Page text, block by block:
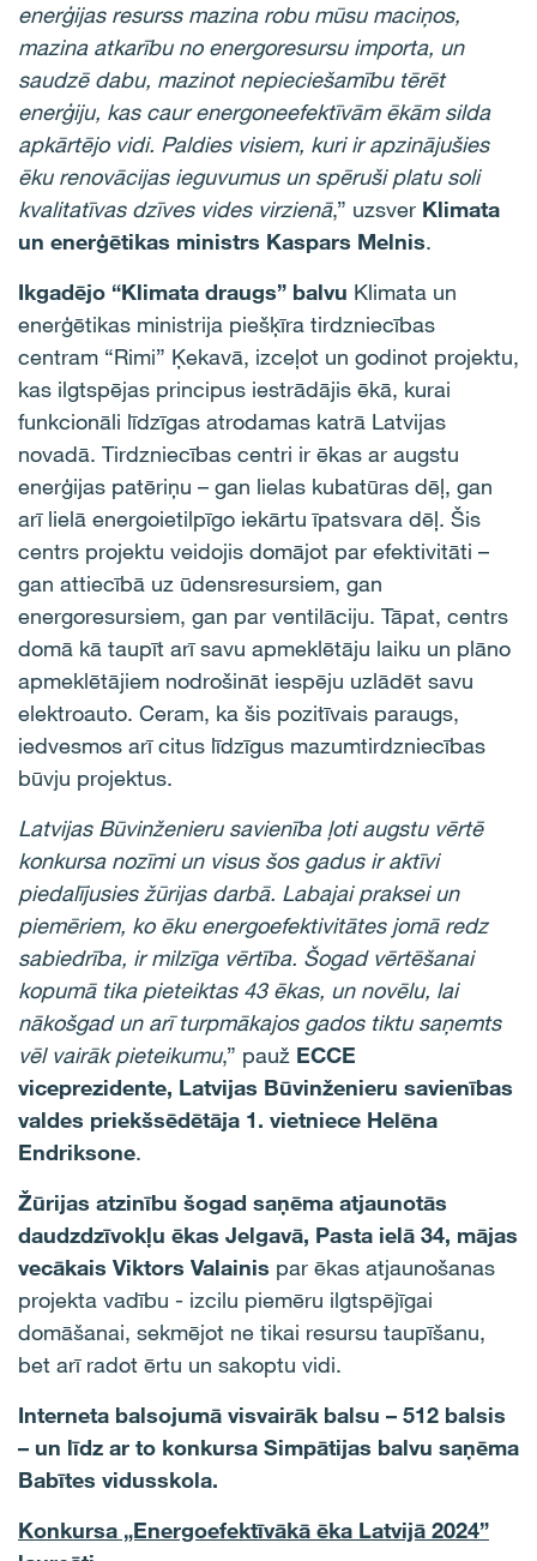
enerģijas resurss mazina robu mūsu maciņos,
mazina atkarību no energoresursu importa, un
saudzē dabu, mazinot nepieciešamību tērēt
enerģiju, kas caur energoneefektīvām ēkām silda
apkārtējo vidi. Paldies visiem, kuri ir apzinājušies
ēku renovācijas ieguvumus un spēruši platu soli
kvalitatīvas dzīves vides virzienā,” uzsver Klimata
un enerģētikas ministrs Kaspars Melnis.
Ikgadējo “Klimata draugs” balvu Klimata un
enerģētikas ministrija piešķīra tirdzniecības
centram “Rimi” Ķekavā, izceļot un godinot projektu,
kas ilgtspējas principus iestrādājis ēkā, kurai
funkcionāli līdzīgas atrodamas katrā Latvijas
novadā. Tirdzniecības centri ir ēkas ar augstu
enerģijas patēriņu – gan lielas kubatūras dēļ, gan
arī lielā energoietilpīgo iekārtu īpatsvara dēļ. Šis
centrs projektu veidojis domājot par efektivitāti –
gan attiecībā uz ūdensresursiem, gan
energoresursiem, gan par ventilāciju. Tāpat, centrs
domā kā taupīt arī savu apmeklētāju laiku un plāno
apmeklētājiem nodrošināt iespēju uzlādēt savu
elektroauto. Ceram, ka šis pozitīvais paraugs,
iedvesmos arī citus līdzīgus mazumtirdzniecības
būvju projektus.
Latvijas Būvinženieru savienība ļoti augstu vērtē
konkursa nozīmi un visus šos gadus ir aktīvi
piedalījusies žūrijas darbā. Labajai praksei un
piemēriem, ko ēku energoefektivitātes jomā redz
sabiedrība, ir milzīga vērtība. Šogad vērtēšanai
kopumā tika pieteiktas 43 ēkas, un novēlu, lai
nākošgad un arī turpmākajos gados tiktu saņemts
vēl vairāk pieteikumu,” pauž ECCE
viceprezidente, Latvijas Būvinženieru savienības
valdes priekšsēdētāja 1. vietniece Helēna
Endriksone.
Žūrijas atzinību šogad saņēma atjaunotās
daudzdzīvokļu ēkas Jelgavā, Pasta ielā 34, mājas
vecākais Viktors Valainis par ēkas atjaunošanas
projekta vadību - izcilu piemēru ilgtspējīgai
domāšanai, sekmējot ne tikai resursu taupīšanu,
bet arī radot ērtu un sakoptu vidi.
Interneta balsojumā visvairāk balsu – 512 balsis
– un līdz ar to konkursa Simpātijas balvu saņēma
Babītes vidusskola.
Konkursa „Energoefektīvākā ēka Latvijā 2024”